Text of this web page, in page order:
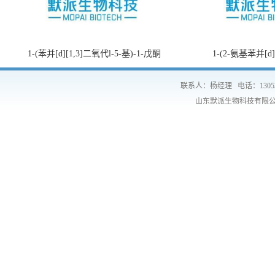
1-(苯并[d][1,3]二氧代l-5-基)-1-戊酮 1-(2-氨基苯并
联系人：杨经理 电话：
山东默派生物科技有限